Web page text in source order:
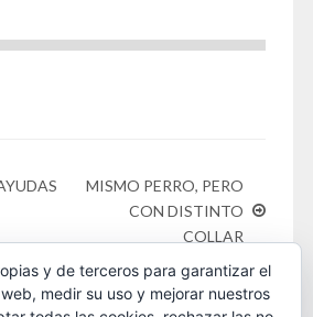
MISMO PERRO, PERO
CON DISTINTO
COLLAR
y de terceros para garantizar el
medir su uso y mejorar nuestros